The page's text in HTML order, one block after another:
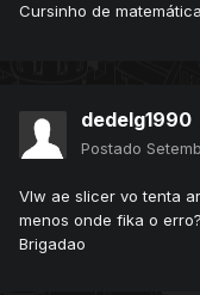
Cursinho de
dedelg1990
Postado
Vlw ae slicer vo tenta
menos onde fika o erro?
Brigadao